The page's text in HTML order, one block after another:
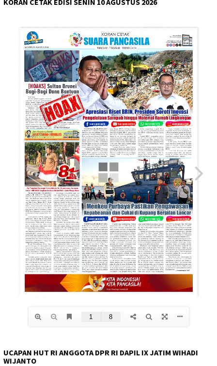
UCAPAN HUT RI ANGGOTA DPR RI DAPIL IX JATIM WIHADI
WIJANTO